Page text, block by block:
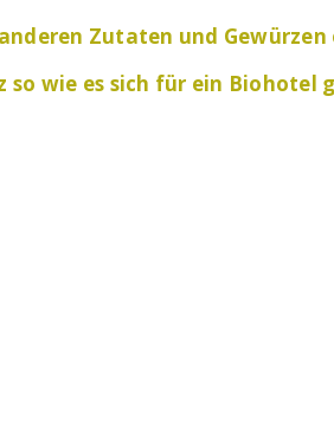
Zutaten und
wie es sich für ein Biohotel